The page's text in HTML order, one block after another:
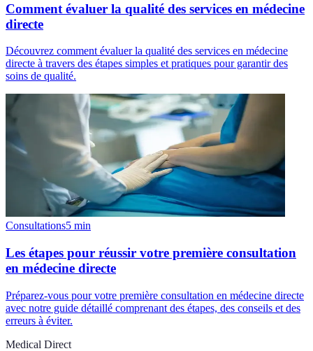
Comment évaluer la qualité des services en médecine
directe
Découvrez comment évaluer la qualité des services en médecine
directe à travers des étapes simples et pratiques pour garantir des
soins de qualité.
Consultations5 min
Les étapes pour réussir votre première consultation
en médecine directe
Préparez-vous pour votre première consultation en médecine directe
avec notre guide détaillé comprenant des étapes, des conseils et des
erreurs à éviter.
Medical Direct